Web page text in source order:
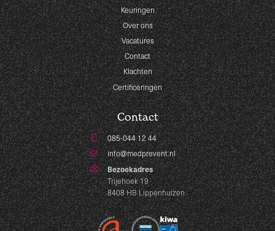
Keuringen
Over ons
Vacatures
Contact
Klachten
Certificeringen
Contact
085-044 12 44
info@medprevent.nl
Bezoekadres
Trijehoek 19
8408 HB Lippenhuizen